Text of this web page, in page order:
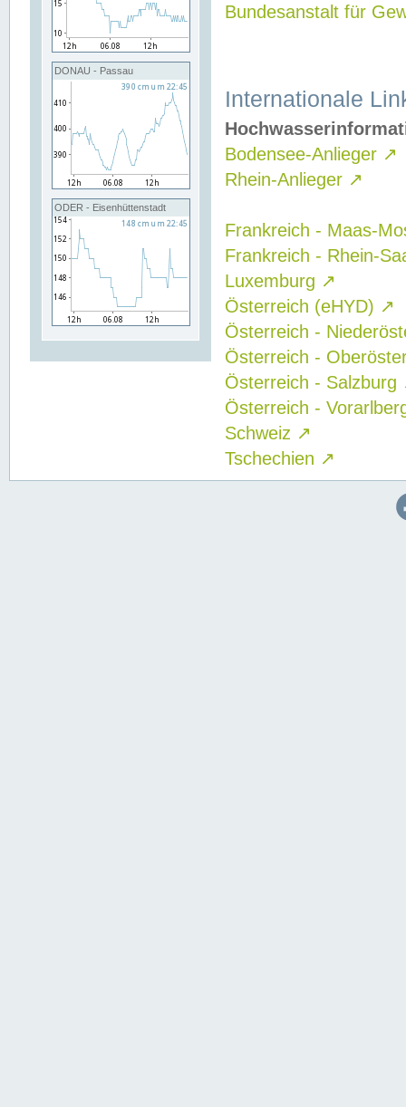
DONAU - Passau
ODER - Eisenhüttenstadt
Bundesanstalt für
Internationale
Bodensee-Anlieger ↗
Rhein-Anlieger ↗
Frankreich - Maas-
Frankreich - Rhein-
Luxemburg ↗
Österreich (eHYD) ↗
Österreich -
Österreich -
Österreich - Salzburg
Österreich -
Schweiz ↗
Tschechien ↗